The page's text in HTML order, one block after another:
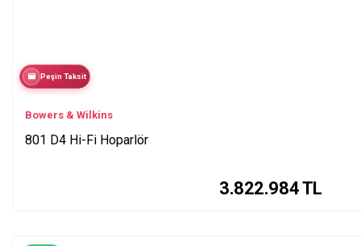
Peşin Taksit
Bowers & Wilkins
801 D4 Hi-Fi Hoparlör
3.822.984TL